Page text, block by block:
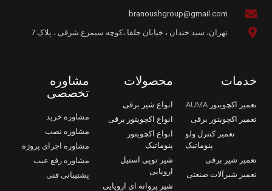
branoushgroup@gmail.com
تهران، سید خندان ، خیابان جلفا ،کوچه سیمرغ شرقی ، پلاک 7
خدمات
تعمیر اکچویتور AUMA
تعمیر اکچویتور برقی
تعمیر کنترل ولو
پنوماتیک
تعمیر شیر برقی
تعمیر شیرآلات صنعتی
محصولات
انواع شیر برقی
انواع اکچویتور برقی
انواع اکچویتور
پنوماتیک
شیر توپی استیل
اروپایی
شیر پروانه ای اروپایی
مشاوره
تخصصی
مشاوره خرید
مشاوره نصب
مشاوره اجرای پروژه
مشاوره رفع عیب
پشتیبانی فنی